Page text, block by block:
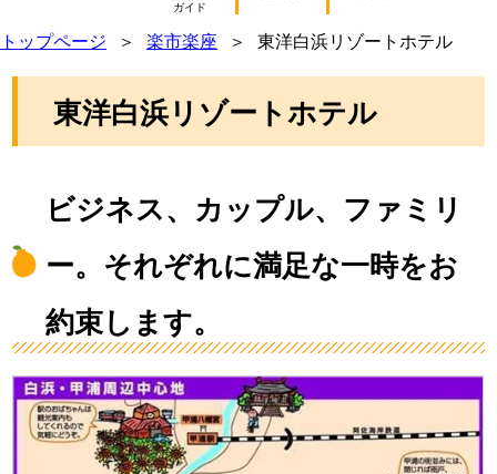
ガイド
トップページ 楽市楽座 東洋白浜リゾートホテル
東洋白浜リゾートホテル
ビジネス、カップル、ファミリ
ー。それぞれに満足な一時をお
約束します。